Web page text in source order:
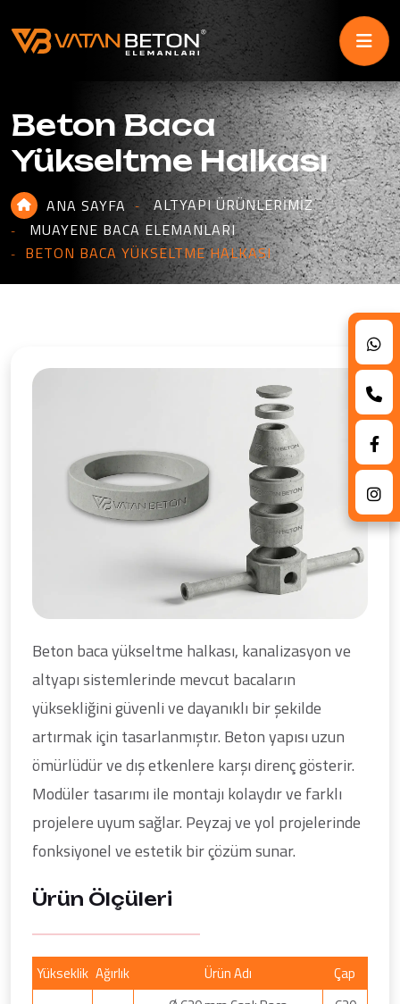
Beton Baca
Yükseltme Halkası
ANA SAYFA
ALTYAPI ÜRÜNLERIMIZ
MUAYENE BACA ELEMANLARI
BETON BACA YÜKSELTME HALKASI
Beton baca yükseltme halkası, kanalizasyon ve
altyapı sistemlerinde mevcut bacaların
yüksekliğini güvenli ve dayanıklı bir şekilde
artırmak için tasarlanmıştır. Beton yapısı uzun
ömürlüdür ve dış etkenlere karşı direnç gösterir.
Modüler tasarımı ile montajı kolaydır ve farklı
projelere uyum sağlar. Peyzaj ve yol projelerinde
fonksiyonel ve estetik bir çözüm sunar.
Ürün Ölçüleri
Yükseklik Ağırlık Ürün Adı Çap